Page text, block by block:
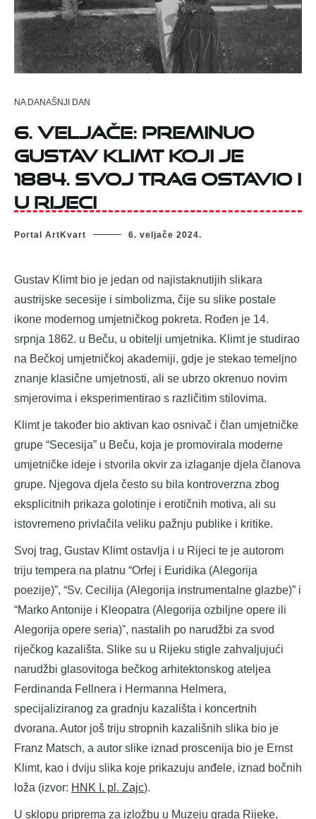
NA DANAŠNJI DAN
6. veljače: preminuo
Gustav Klimt koji je
1884. svoj trag ostavio i
u Rijeci
Portal ArtKvart 6. veljače 2024.
Gustav Klimt bio je jedan od najistaknutijih slikara
austrijske secesije i simbolizma, čije su slike postale
ikone modernog umjetničkog pokreta. Rođen je 14.
srpnja 1862. u Beču, u obitelji umjetnika. Klimt je studirao
na Bečkoj umjetničkoj akademiji, gdje je stekao temeljno
znanje klasične umjetnosti, ali se ubrzo okrenuo novim
smjerovima i eksperimentirao s različitim stilovima.
Klimt je također bio aktivan kao osnivač i član umjetničke
grupe “Secesija” u Beču, koja je promovirala moderne
umjetničke ideje i stvorila okvir za izlaganje djela članova
grupe. Njegova djela često su bila kontroverzna zbog
eksplicitnih prikaza golotinje i erotičnih motiva, ali su
istovremeno privlačila veliku pažnju publike i kritike.
Svoj trag, Gustav Klimt ostavlja i u Rijeci te je autorom
triju tempera na platnu “Orfej i Euridika (Alegorija
poezije)”, “Sv. Cecilija (Alegorija instrumentalne glazbe)” i
“Marko Antonije i Kleopatra (Alegorija ozbiljne opere ili
Alegorija opere seria)”, nastalih po narudžbi za svod
riječkog kazališta. Slike su u Rijeku stigle zahvaljujući
narudžbi glasovitoga bečkog arhitektonskog ateljea
Ferdinanda Fellnera i Hermanna Helmera,
specijaliziranog za gradnju kazališta i koncertnih
dvorana. Autor još triju stropnih kazališnih slika bio je
Franz Matsch, a autor slike iznad proscenija bio je Ernst
Klimt, kao i dviju slika koje prikazuju anđele, iznad bočnih
loža (izvor: HNK I. pl. Zajc).
U sklopu priprema za izložbu u Muzeju grada Rijeke,